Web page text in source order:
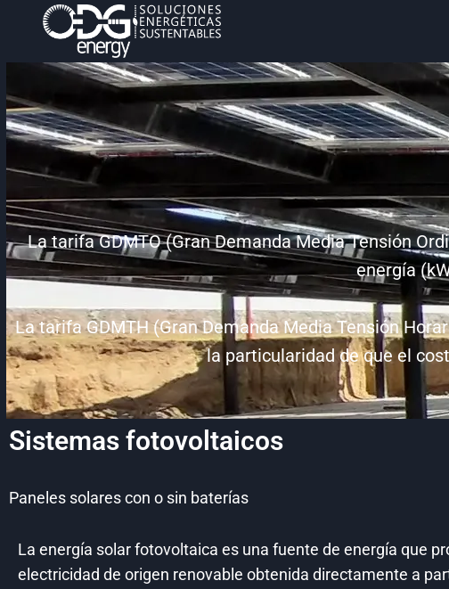
La tarifa GDMTO (Gran Demanda Media Tensión
energía
La tarifa GDMTH (Gran Demanda Media Tensión
la particularidad de que el
Sistemas fotovoltaicos
Paneles solares con o sin baterías
La energía solar fotovoltaica es una fuente de energía que
electricidad de origen renovable​ obtenida directamente a